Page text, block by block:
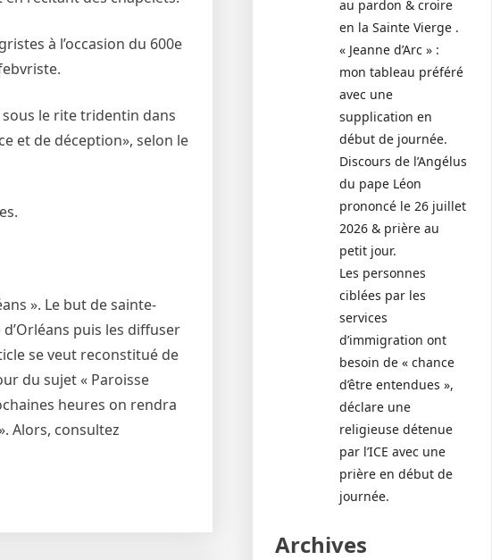
à l’occasion du 600e
sous le rite tridentin dans
et de déception», selon le
». Le but de sainte-
puis les diffuser
se veut reconstitué de
du sujet « Paroisse
heures on rendra
Alors, consultez
au pardon & croire
en la Sainte Vierge .
« Jeanne d’Arc » :
mon tableau préféré
avec une
supplication en
début de journée.
Discours de l’Angélus
du pape Léon
prononcé le 26 juillet
2026 & prière au
petit jour.
Les personnes
ciblées par les
services
d’immigration ont
besoin de « chance
d’être entendues »,
déclare une
religieuse détenue
par l’ICE avec une
prière en début de
journée.
Archives